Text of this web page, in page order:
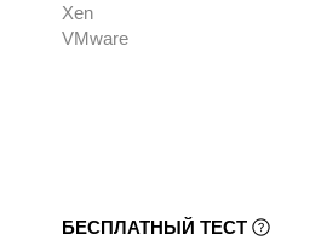
Xen
VMware
БЕСПЛАТНЫЙ ТЕСТ